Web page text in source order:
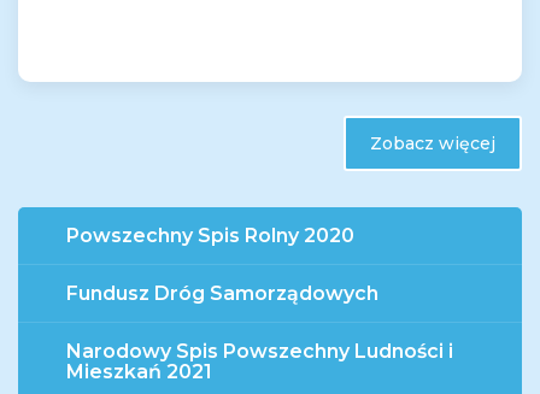
Zobacz więcej
Powszechny Spis Rolny 2020
Fundusz Dróg Samorządowych
Narodowy Spis Powszechny Ludności i
Mieszkań 2021